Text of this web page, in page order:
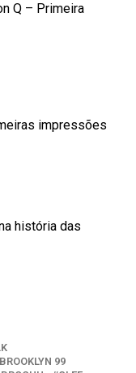
Q – Primeira
impressões
história das
BROOKLYN 99